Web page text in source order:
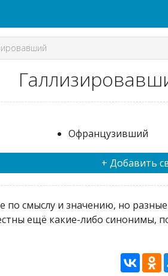
Офранцузивший
+ Добавить
смыслу и значению, но
ещё какие-либо синонимы,